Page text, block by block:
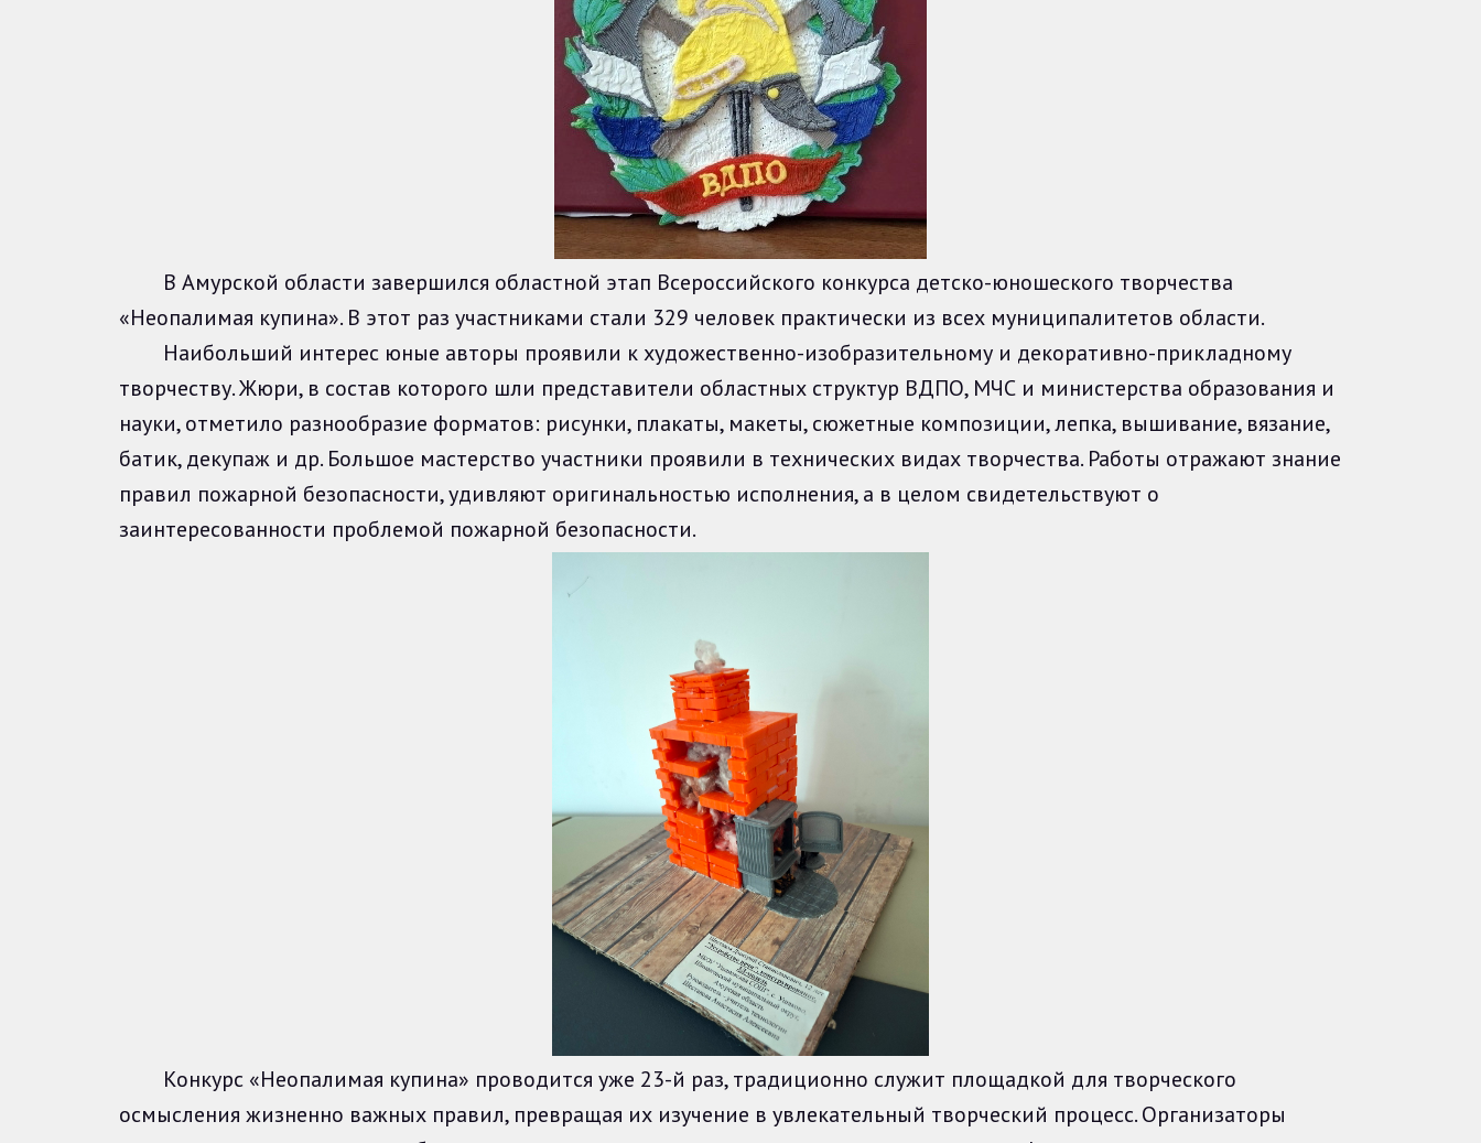
В Амурской области завершился областной этап Всероссийского конкурса детско-юношеского творчества
«Неопалимая купина». В этот раз участниками стали 329 человек практически из всех муниципалитетов области.
Наибольший интерес юные авторы проявили к художественно-изобразительному и декоративно-прикладному
творчеству. Жюри, в состав которого шли представители областных структур ВДПО, МЧС и министерства образования и
науки, отметило разнообразие форматов: рисунки, плакаты, макеты, сюжетные композиции, лепка, вышивание, вязание,
батик, декупаж и др. Большое мастерство участники проявили в технических видах творчества. Работы отражают знание
правил пожарной безопасности, удивляют оригинальностью исполнения, а в целом свидетельствуют о
заинтересованности проблемой пожарной безопасности.
Конкурс «Неопалимая купина» проводится уже 23-й раз, традиционно служит площадкой для творческого
осмысления жизненно важных правил, превращая их изучение в увлекательный творческий процесс. Организаторы